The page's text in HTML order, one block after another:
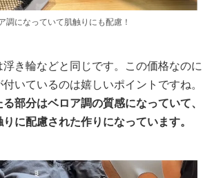
調になっていて肌触りにも配慮！
き輪などと同じです。この価格なのに
いているのは嬉しいポイントですね。
部分はベロア調の質感になっていて、
に配慮された作りになっています。